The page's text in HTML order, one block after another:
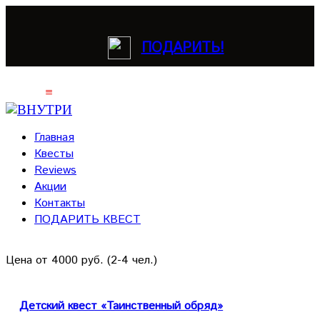
ПОДАРИТЬ!
Главная
Квесты
Reviews
Акции
Контакты
ПОДАРИТЬ КВЕСТ
Цена от 4000 руб. (2-4 чел.)
Детский квест «Таинственный обряд»